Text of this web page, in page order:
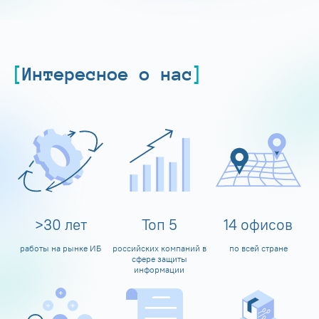
Интересное о нас
>30 лет
работы на рынке ИБ
Топ 5
российских компаний в
сфере защиты
информации
14 офисов
по всей стране